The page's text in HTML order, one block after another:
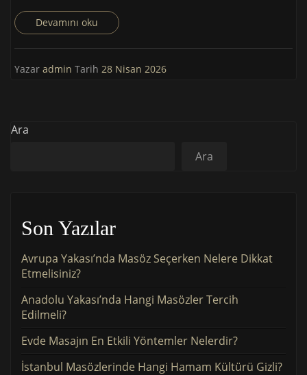
Devamını oku
Yazar admin Tarih 28 Nisan 2026
Ara
Ara
Son Yazılar
Avrupa Yakası’nda Masöz Seçerken Nelere Dikkat
Etmelisiniz?
Anadolu Yakası’nda Hangi Masözler Tercih
Edilmeli?
Evde Masajın En Etkili Yöntemler Nelerdir?
İstanbul Masözlerinde Hangi Hamam Kültürü Gizli?